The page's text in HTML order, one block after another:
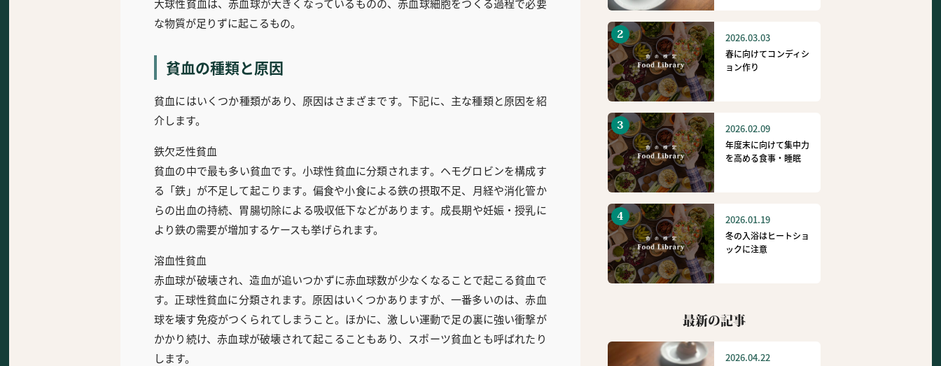
大球性貧血は、赤血球が大きくなっているものの、赤血球細胞をつくる過程で必要
な物質が足りずに起こるもの。
貧血の種類と原因
貧血にはいくつか種類があり、原因はさまざまです。下記に、主な種類と原因を紹
介します。
鉄欠乏性貧血
貧血の中で最も多い貧血です。小球性貧血に分類されます。ヘモグロビンを構成す
る「鉄」が不足して起こります。偏食や小食による鉄の摂取不足、月経や消化管か
らの出血の持続、胃腸切除による吸収低下などがあります。成長期や妊娠・授乳に
より鉄の需要が増加するケースも挙げられます。
溶血性貧血
赤血球が破壊され、造血が追いつかずに赤血球数が少なくなることで起こる貧血で
す。正球性貧血に分類されます。原因はいくつかありますが、一番多いのは、赤血
球を壊す免疫がつくられてしまうこと。ほかに、激しい運動で足の裏に強い衝撃が
かかり続け、赤血球が破壊されて起こることもあり、スポーツ貧血とも呼ばれたり
します。
2026.03.03
春に向けてコンディシ
ョン作り
2026.02.09
年度末に向けて集中力
を高める食事・睡眠
2026.01.19
冬の入浴はヒートショ
ックに注意
最新の記事
2026.04.22